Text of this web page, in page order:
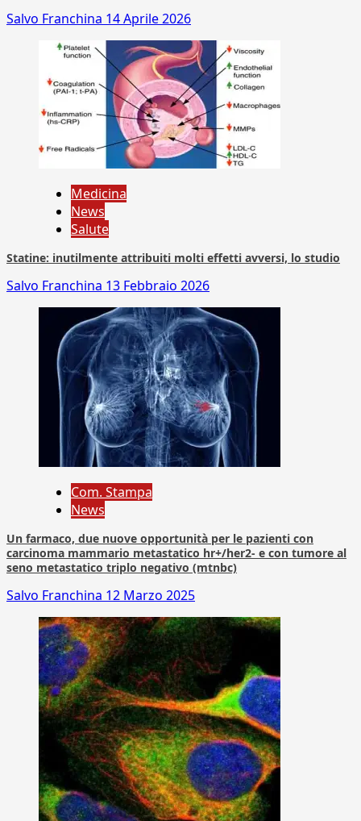
Salvo Franchina 14 Aprile 2026
Medicina
News
Salute
Statine: inutilmente attribuiti molti effetti avversi, lo studio
Salvo Franchina 13 Febbraio 2026
Com. Stampa
News
Un farmaco, due nuove opportunità per le pazienti con
carcinoma mammario metastatico hr+/her2- e con tumore al
seno metastatico triplo negativo (mtnbc)
Salvo Franchina 12 Marzo 2025